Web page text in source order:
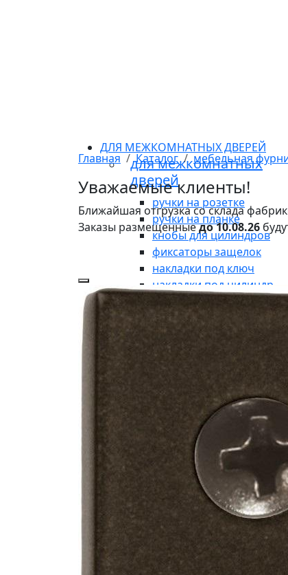
ДЛЯ МЕЖКОМНАТНЫХ ДВЕРЕЙ
для межкомнатных
дверей
ручки на розетке
ручки на планке
кнобы для цилиндров
фиксаторы защелок
накладки под ключ
накладки под цилиндр
накладки-заглушки
ДЛЯ ВХОДНЫХ ГРУПП
для входных групп
ручки-кнобы
рукоятки без розетки
броне-накладки
броне-пластина
кнопки дверного звонка
дверные молотки
почтовые пластины
почтовые ящики
указатели
символы
ОКОННАЯ ФУРНИТУРА
оконная фурнитура
Главная Каталог мебельная
Уважаемые клиенты!
Ближайшая отгрузка со склада
Заказы размещенныедо 10.08.26